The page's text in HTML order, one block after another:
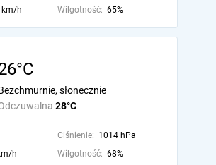
km/h Wilgotność: 65%
28°C
słonecznie
Ciśnienie: 1014 hPa
h Wilgotność: 68%